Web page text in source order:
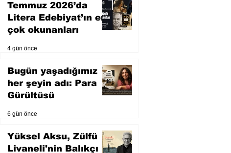
Temmuz 2026’da
Litera Edebiyat’ın en
çok okunanları
4 gün önce
Bugün yaşadığımız
her şeyin adı: Para
Gürültüsü
6 gün önce
Yüksel Aksu, Zülfü
Livaneli'nin Balıkçı